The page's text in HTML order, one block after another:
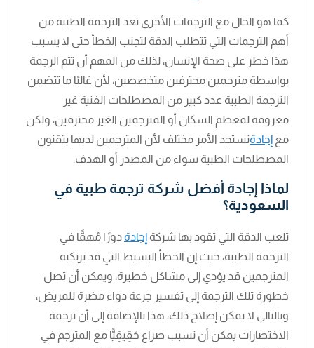
كما هو الحال مع الترجمات الأخرى تعد الترجمة الطبية من
أهم الترجمات التي تتطلب الدقة لتجنب الخطأ حتى لا يسبب
هذا خطر على صحة الإنسان، لذلك من المهم أن تتم الرجمة
بواسطة مترجمين محترفين متخصصين، لأن غالبًا ما تتضمن
الترجمة الطبية عدد كبير من المصطلحات الفنية غير
معروفة لمعظم السكان أو المترجمين الغير محترفين، ولكن
مع إجادةتستجد الأمر مختلف لأن المترجمين لديها يتقنون
المصطلحات الطبية سواء من المصدر أو الهدف.
لماذا إجادة أفضل شركة ترجمة طبية في
السعودية؟
تلعب الدقة التي تقود بها شركة إجادة دورًا مُهِمًّا في
الترجمة الطبية، حيث إن الخطأ البسيط التي قد يرتكبه
المترجمين قد يؤدي إلى مشاكل خطيرة، ويمكن أن تصل
خطورة تلك الترجمة إلى تفسير جرعة دواء مضرة للمريض،
وبالتالي لا يمكن إصلاح ذلك، هذا بالإضافة إلى أن ترجمة
الاختصارات يمكن أن تسبب صراع حَقِيقِيًّا مع المترجم في